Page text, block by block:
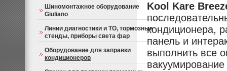
Шиномонтажное оборудование
Giuliano
Линии диагностики и ТО, тормозные
стенды, приборы света фар
Оборудование для заправки
кондиционеров
Kool Kare
кондиционера,
панель и
выполнить все